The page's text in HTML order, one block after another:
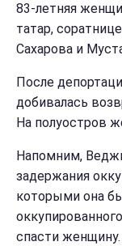
83-летняя
татар,
Сахарова и
После
добивалась
На полуостров
Напомним,
задержания
которыми она
спасти женщину.